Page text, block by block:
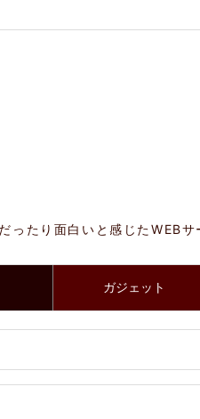
ったり面白いと感じたWEB
ガジェット